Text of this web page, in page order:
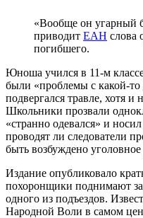
«Вообще он угарный
приводит ЕАН слова
погибшего.
Юноша учился в 11-м
были «проблемы с какой-
подвергался травле, хотя и
Школьники прозвали
«странно одевался» и
проводят ли следователи
быть возбуждено
Издание опубликовало
похоронщики поднимают
одного из подъездов.
Народной Воли в самом